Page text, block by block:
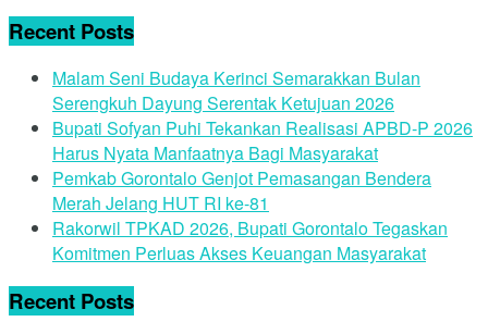
Recent Posts
Malam Seni Budaya Kerinci Semarakkan Bulan
Serengkuh Dayung Serentak Ketujuan 2026
Bupati Sofyan Puhi Tekankan Realisasi APBD-P 2026
Harus Nyata Manfaatnya Bagi Masyarakat
Pemkab Gorontalo Genjot Pemasangan Bendera
Merah Jelang HUT RI ke-81
Rakorwil TPKAD 2026, Bupati Gorontalo Tegaskan
Komitmen Perluas Akses Keuangan Masyarakat
Recent Posts